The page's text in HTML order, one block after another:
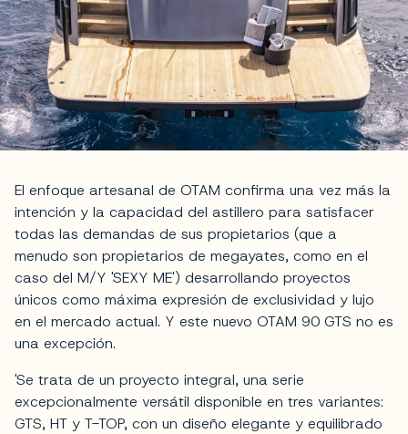
El enfoque artesanal de OTAM confirma una vez más la
intención y la capacidad del astillero para satisfacer
todas las demandas de sus propietarios (que a
menudo son propietarios de megayates, como en el
caso del M/Y 'SEXY ME') desarrollando proyectos
únicos como máxima expresión de exclusividad y lujo
en el mercado actual. Y este nuevo OTAM 90 GTS no es
una excepción.
'Se trata de un proyecto integral, una serie
excepcionalmente versátil disponible en tres variantes:
GTS, HT y T-TOP, con un diseño elegante y equilibrado